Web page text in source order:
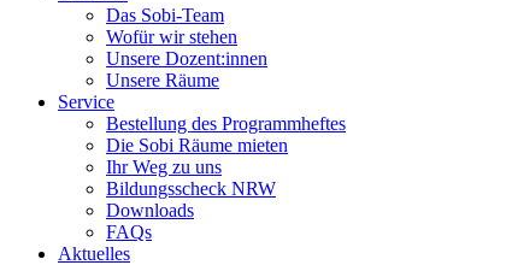
Das Sobi-Team
Wofür wir stehen
Unsere Dozent:innen
Unsere Räume
Service
Bestellung des Programmheftes
Die Sobi Räume mieten
Ihr Weg zu uns
Bildungsscheck NRW
Downloads
FAQs
Aktuelles